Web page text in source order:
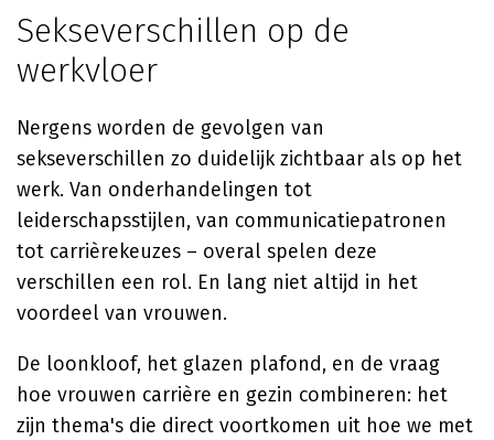
Sekseverschillen op de
werkvloer
Nergens worden de gevolgen van
sekseverschillen zo duidelijk zichtbaar als op het
werk. Van onderhandelingen tot
leiderschapsstijlen, van communicatiepatronen
tot carrièrekeuzes – overal spelen deze
verschillen een rol. En lang niet altijd in het
voordeel van vrouwen.
De loonkloof, het glazen plafond, en de vraag
hoe vrouwen carrière en gezin combineren: het
zijn thema's die direct voortkomen uit hoe we met